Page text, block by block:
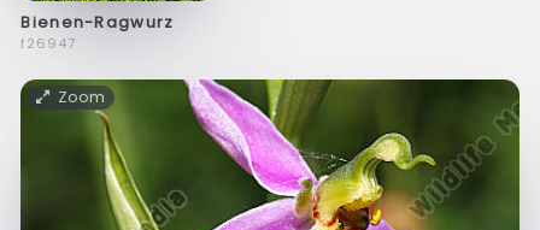
Bienen-Ragwurz
f26947
Zoom